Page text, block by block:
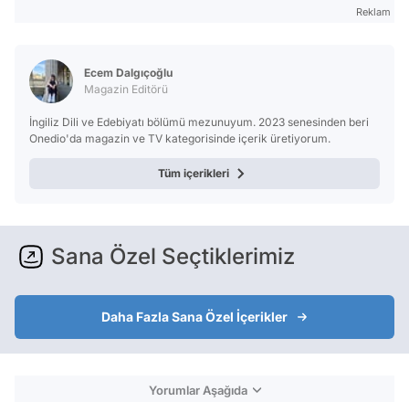
Reklam
Ecem Dalgıçoğlu
Magazin Editörü
İngiliz Dili ve Edebiyatı bölümü mezunuyum. 2023 senesinden beri
Onedio'da magazin ve TV kategorisinde içerik üretiyorum.
Tüm içerikleri
Sana Özel Seçtiklerimiz
Daha Fazla Sana Özel İçerikler
Yorumlar Aşağıda